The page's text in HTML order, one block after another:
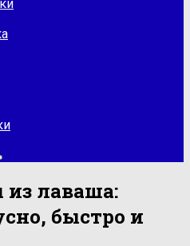
из лаваша:
быстро и